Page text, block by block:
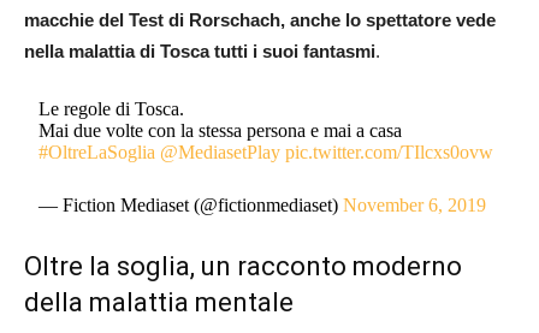
macchie del Test di Rorschach, anche lo spettatore vede
nella malattia di Tosca tutti i suoi fantasmi.
Le regole di Tosca.
Mai due volte con la stessa persona e mai a casa
#OltreLaSoglia @MediasetPlay pic.twitter.com/TIlcxs0ovw
— Fiction Mediaset (@fictionmediaset)November 6, 2019
Oltre la soglia, un racconto moderno
della malattia mentale